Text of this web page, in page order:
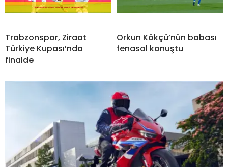
Trabzonspor, Ziraat
Türkiye Kupası’nda
finalde
Orkun Kökçü’nün babası
fenasal konuştu